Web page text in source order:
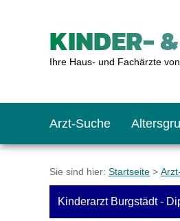
KINDER-
Ihre Haus- und Fachärzte
Arzt-Suche
Sie sind hier: Startseite >
Kinderarzt Burgstädt -